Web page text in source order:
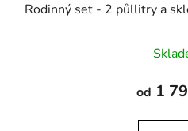
Rodinný set - 2 půllitry a
od 1